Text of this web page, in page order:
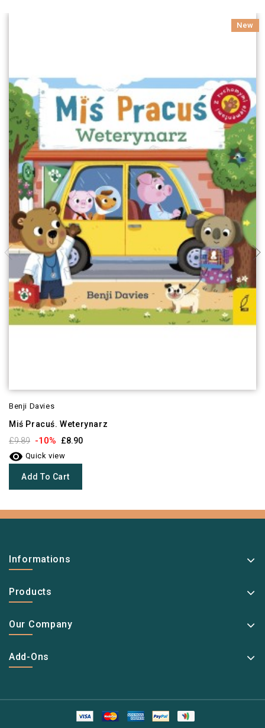
New
Benji Davies
Miś Pracuś. Weterynarz
£9.89 -10% £8.90
 Quick view
Add To Cart
Informations
Products
Our Company
Add-Ons